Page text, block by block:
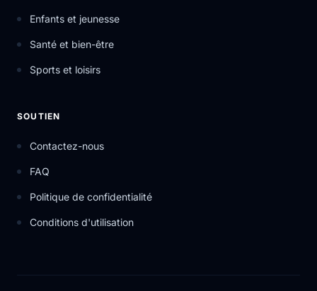
Enfants et jeunesse
Santé et bien-être
Sports et loisirs
SOUTIEN
Contactez-nous
FAQ
Politique de confidentialité
Conditions d'utilisation